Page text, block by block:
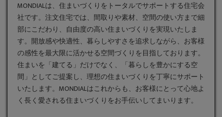
MONDIALは、住まいづくりをトータルでサポートする住宅会
社です。 注文住宅では、間取りや素材、空間の使い方まで細
部にこだわり、自由度の高い住まいづくりを実現いたしま
す。開放感や快適性、暮らしやすさを追求しながら、お客様
の感性を最大限に活かせる空間づくりを目指しております。
住まいを「建てる」だけでなく、「暮らしを豊かにする空
間」としてご提案し、理想の住まいづくりを丁寧にサポート
いたします。MONDIALはこれからも、お客様にとって心地よ
く長く愛される住まいづくりをお手伝いしてまいります。